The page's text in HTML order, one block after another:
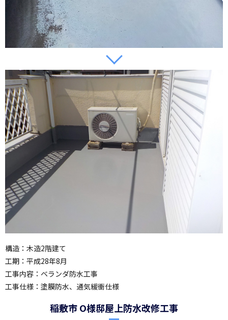
構造：木造2階建て
工期：平成28年8月
工事内容：ベランダ防水工事
工事仕様：塗膜防水、通気緩衝仕様
稲敷市 O様邸屋上防水改修工事